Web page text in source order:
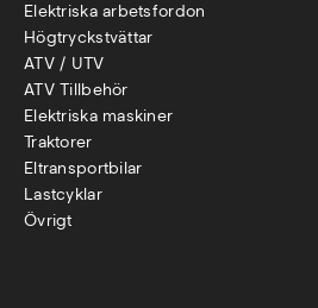
Elektriska arbetsfordon
Högtryckstvättar
ATV / UTV
ATV Tillbehör
Elektriska maskiner
Traktorer
Eltransportbilar
Lastcyklar
Övrigt